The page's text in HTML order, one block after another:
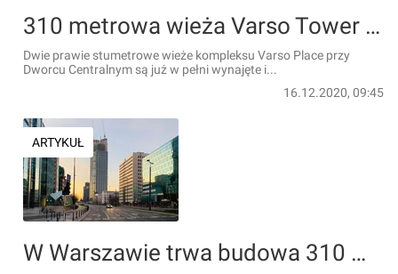
310 metrowa wieża Varso Tower w Warszawie pnie się w górę [ZDJĘCIA]
Dwie prawie stumetrowe wieże kompleksu Varso Place przy
Dworcu Centralnym są już w pełni wynajęte i...
16.12.2020, 09:45
ARTYKUŁ
W Warszawie trwa budowa 310 metrowej wieży Varso Tower [ZDJĘCIA + FILM]